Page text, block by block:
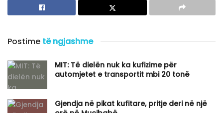
Postime të ngjashme
MIT: Të dielën nuk ka kufizime për
automjetet e transportit mbi 20 tonë
Gjendja në pikat kufitare, pritje deri në një